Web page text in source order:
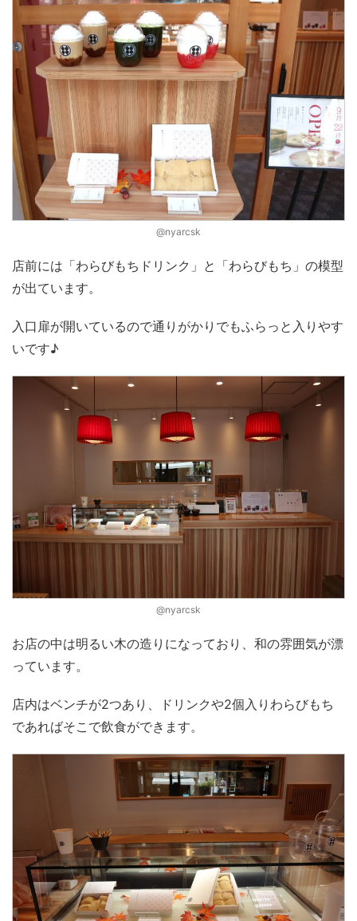
@nyarcsk
店前には「わらびもちドリンク」と「わらびもち」の模型
が出ています。
入口扉が開いているので通りがかりでもふらっと入りやす
いです♪
@nyarcsk
お店の中は明るい木の造りになっており、和の雰囲気が漂
っています。
店内はベンチが2つあり、ドリンクや2個入りわらびもち
であればそこで飲食ができます。